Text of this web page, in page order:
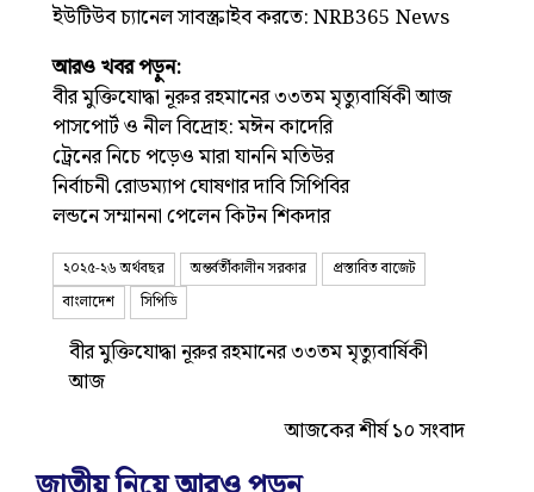
ইউটিউব চ্যানেল সাবস্ক্রাইব করতে:NRB365 News
আরও খবর পড়ুন:
বীর মুক্তিযোদ্ধা নূরুর রহমানের ৩৩তম মৃত্যুবার্ষিকী আজ
পাসপোর্ট ও নীল বিদ্রোহ: মঈন কাদেরি
ট্রেনের নিচে পড়েও মারা যাননি মতিউর
নির্বাচনী রোডম্যাপ ঘোষণার দাবি সিপিবির
লন্ডনে সম্মাননা পেলেন কিটন শিকদার
২০২৫-২৬ অর্থবছর অন্তর্বর্তীকালীন সরকার
প্রস্তাবিত বাজেট
বাংলাদেশ
সিপিডি
বীর মুক্তিযোদ্ধা নূরুর রহমানের ৩৩তম মৃত্যুবার্ষিকী
আজ
আজকের শীর্ষ ১০ সংবাদ